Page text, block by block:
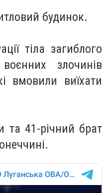
будинок.
тіла загиблого
злочинів
вмовили виїхати
та 41-річний брат